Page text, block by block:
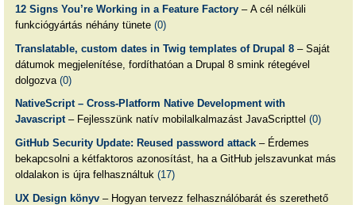
12 Signs You’re Working in a Feature Factory– A cél nélküli
funkciógyártás néhány tünete (0)
Translatable, custom dates in Twig templates of Drupal 8– Saját
dátumok megjelenítése, fordíthatóan a Drupal 8 smink rétegével
dolgozva (0)
NativeScript – Cross-Platform Native Development with
Javascript– Fejlesszünk natív mobilalkalmazást JavaScripttel (0)
GitHub Security Update: Reused password attack– Érdemes
bekapcsolni a kétfaktoros azonosítást, ha a GitHub jelszavunkat más
oldalakon is újra felhasználtuk (17)
UX Design könyv– Hogyan tervezz felhasználóbarát és szerethető